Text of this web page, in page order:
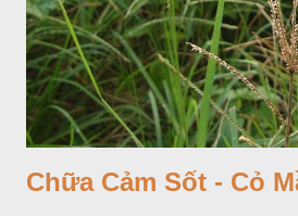
Chữa Cảm Sốt - Cỏ